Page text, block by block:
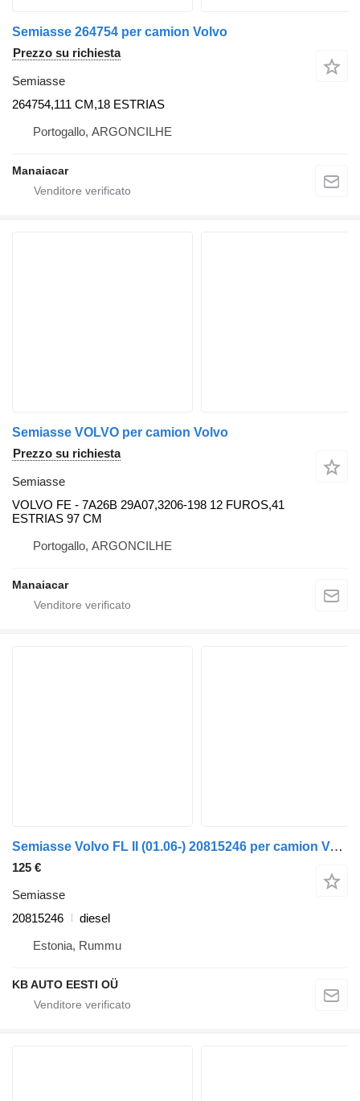
Semiasse 264754 per camion Volvo
Prezzo su richiesta
Semiasse
264754,111 CM,18 ESTRIAS
Portogallo, ARGONCILHE
Manaiacar
Semiasse VOLVO per camion Volvo
Prezzo su richiesta
Semiasse
VOLVO FE - 7A26B 29A07,3206-198 12 FUROS,41
ESTRIAS 97 CM
Portogallo, ARGONCILHE
Manaiacar
Semiasse Volvo FL II (01.06-) 20815246 per camion Volvo FL, FE (2005-2014)
125 €
Semiasse
20815246
diesel
Estonia, Rummu
KB AUTO EESTI OÜ